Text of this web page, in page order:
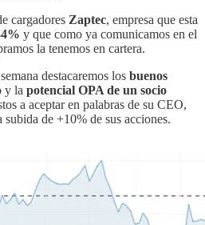
cargadores Zaptec, empresa que esta
y que como ya comunicamos en el
la tenemos en cartera.
destacaremos los buenos
y la potencial OPA de un socio
a aceptar en palabras de su CEO,
de +10% de sus acciones.